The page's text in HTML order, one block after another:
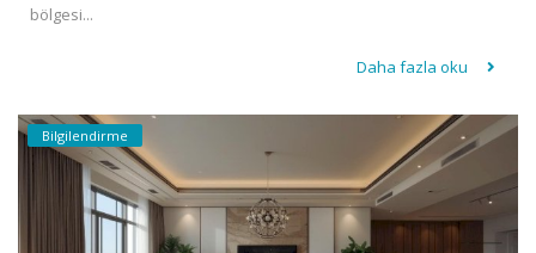
bölgesi...
Daha fazla oku
Bilgilendirme